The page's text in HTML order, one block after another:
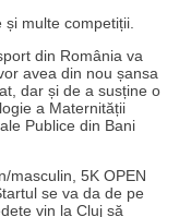
multe competiții.
din România va
avea din nou șansa
dar și de a susține o
a Maternității
Publice din Bani
masculin, 5K OPEN
se va da de pe
vin la Cluj să